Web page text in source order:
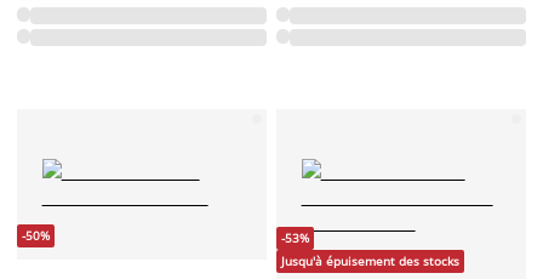
-50%
-53%
Jusqu'à épuisement des stocks